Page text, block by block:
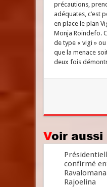
précautions,
adéquates, c’est
en place le plan
Monja Roindefo.
de type « vigi »
que la menace
deux fois
Voir aussi
confirmé
Rajoelina